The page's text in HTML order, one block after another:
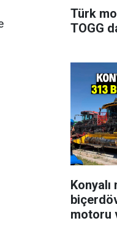
Türk
TOGG
motoru